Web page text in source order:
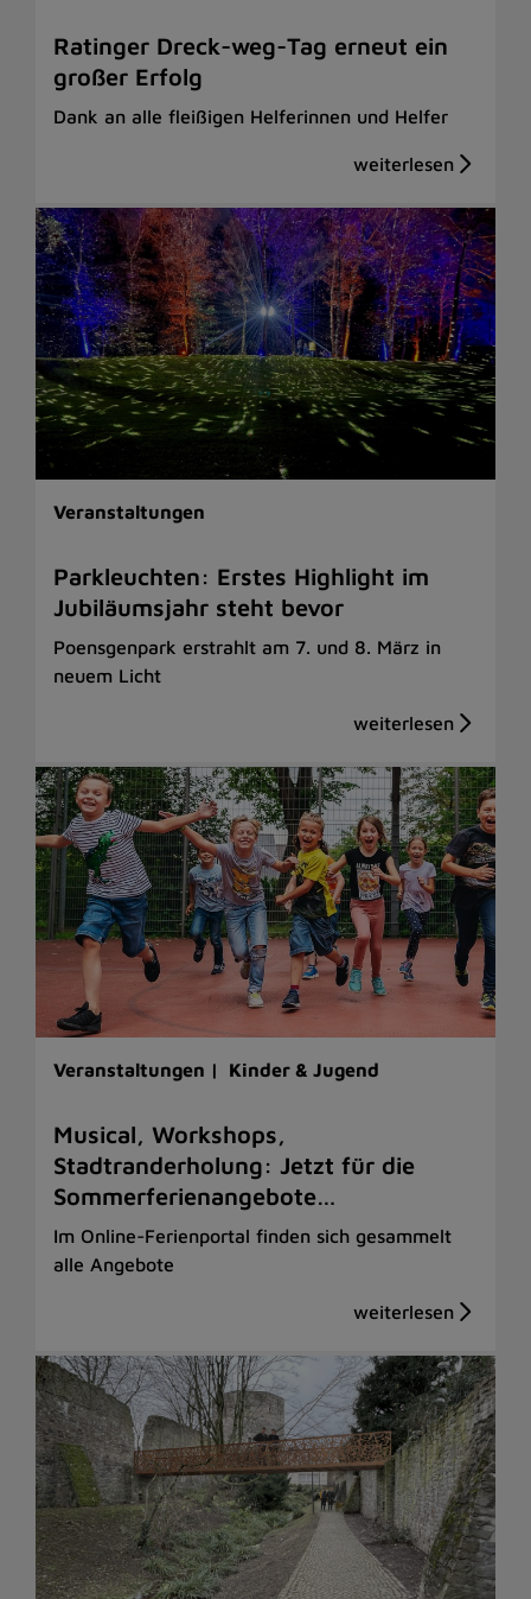
Ratinger Dreck-weg-Tag erneut ein
großer Erfolg
Dank an alle fleißigen Helferinnen und Helfer
Veranstaltungen
Parkleuchten: Erstes Highlight im
Jubiläumsjahr steht bevor
Poensgenpark erstrahlt am 7. und 8. März in
neuem Licht
Veranstaltungen | Kinder & Jugend
Musical, Workshops,
Stadtranderholung: Jetzt für die
Sommerferienangebote…
Im Online-Ferienportal finden sich gesammelt
alle Angebote